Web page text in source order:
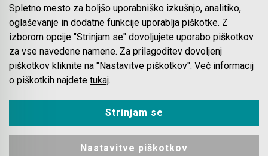
Spletna trgovina
Pogoji poslovanja
Plačila
Odstop od nakupa
Dostava
Spletno mesto za boljšo uporabniško izkušnjo, analitiko,
oglaševanje in dodatne funkcije uporablja piškotke. Z
izborom opcije "Strinjam se" dovoljujete uporabo piškotkov
za vse navedene namene. Za prilagoditev dovoljenj
piškotkov kliknite na "Nastavitve piškotkov". Več informacij
o piškotkih najdete tukaj.
Strinjam se
Nastavitve piškotkov